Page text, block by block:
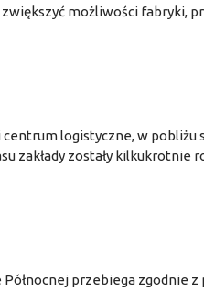
możliwości fabryki,
logistyczne, w pobliżu
zakłady zostały kilkukrotnie
przebiega zgodnie z